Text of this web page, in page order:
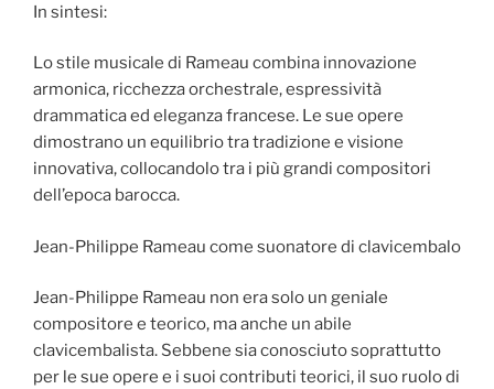
In sintesi:
Lo stile musicale di Rameau combina innovazione
armonica, ricchezza orchestrale, espressività
drammatica ed eleganza francese. Le sue opere
dimostrano un equilibrio tra tradizione e visione
innovativa, collocandolo tra i più grandi compositori
dell’epoca barocca.
Jean-Philippe Rameau come suonatore di clavicembalo
Jean-Philippe Rameau non era solo un geniale
compositore e teorico, ma anche un abile
clavicembalista. Sebbene sia conosciuto soprattutto
per le sue opere e i suoi contributi teorici, il suo ruolo di